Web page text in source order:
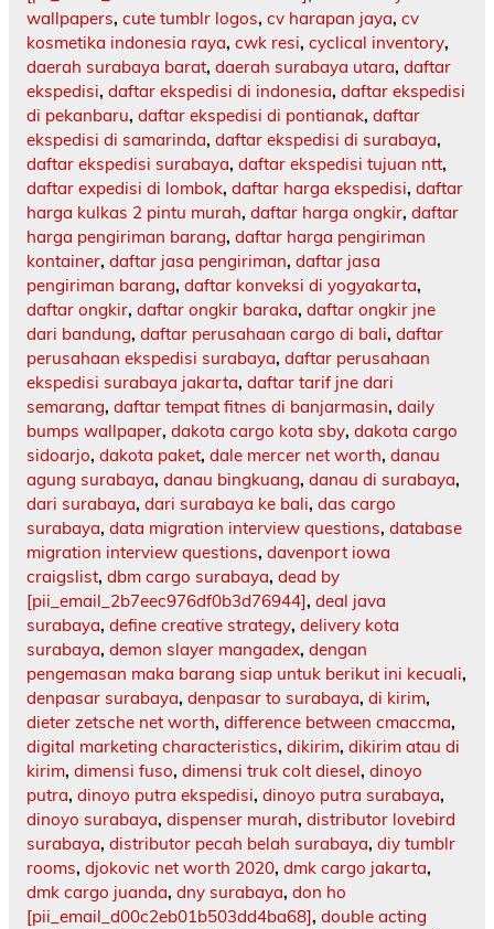
wallpapers, cute tumblr logos, cv harapan jaya, cv
kosmetika indonesia raya, cwk resi, cyclical inventory,
daerah surabaya barat, daerah surabaya utara, daftar
ekspedisi, daftar ekspedisi di indonesia, daftar ekspedisi
di pekanbaru, daftar ekspedisi di pontianak, daftar
ekspedisi di samarinda, daftar ekspedisi di surabaya,
daftar ekspedisi surabaya, daftar ekspedisi tujuan ntt,
daftar expedisi di lombok, daftar harga ekspedisi, daftar
harga kulkas 2 pintu murah, daftar harga ongkir, daftar
harga pengiriman barang, daftar harga pengiriman
kontainer, daftar jasa pengiriman, daftar jasa
pengiriman barang, daftar konveksi di yogyakarta,
daftar ongkir, daftar ongkir baraka, daftar ongkir jne
dari bandung, daftar perusahaan cargo di bali, daftar
perusahaan ekspedisi surabaya, daftar perusahaan
ekspedisi surabaya jakarta, daftar tarif jne dari
semarang, daftar tempat fitnes di banjarmasin, daily
bumps wallpaper, dakota cargo kota sby, dakota cargo
sidoarjo, dakota paket, dale mercer net worth, danau
agung surabaya, danau bingkuang, danau di surabaya,
dari surabaya, dari surabaya ke bali, das cargo
surabaya, data migration interview questions, database
migration interview questions, davenport iowa
craigslist, dbm cargo surabaya, dead by
[pii_email_2b7eec976df0b3d76944], deal java
surabaya, define creative strategy, delivery kota
surabaya, demon slayer mangadex, dengan
pengemasan maka barang siap untuk berikut ini kecuali,
denpasar surabaya, denpasar to surabaya, di kirim,
dieter zetsche net worth, difference between cmaccma,
digital marketing characteristics, dikirim, dikirim atau di
kirim, dimensi fuso, dimensi truk colt diesel, dinoyo
putra, dinoyo putra ekspedisi, dinoyo putra surabaya,
dinoyo surabaya, dispenser murah, distributor lovebird
surabaya, distributor pecah belah surabaya, diy tumblr
rooms, djokovic net worth 2020, dmk cargo jakarta,
dmk cargo juanda, dny surabaya, don ho
[pii_email_d00c2eb01b503dd4ba68], double acting